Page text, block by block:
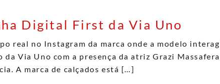
Digital First da Via Uno
real no Instagram da marca onde a modelo
Via Uno com a presença da atriz Grazi
A marca de calçados está […]